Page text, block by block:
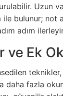
Uzun
ile bulunur; not
adım
ve Ek
daha fazla